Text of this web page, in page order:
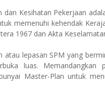
Kesihatan Pekerjaan
memenuhi kehendak
1967 dan Akta
atau lepasan SPM yang
luas. Memandangkan
Master-Plan untuk